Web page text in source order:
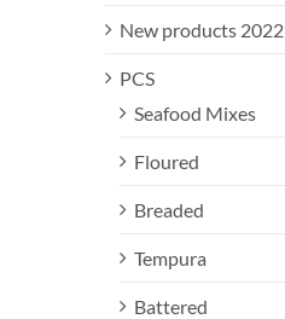
New products 2022
PCS
Seafood Mixes
Floured
Breaded
Tempura
Battered